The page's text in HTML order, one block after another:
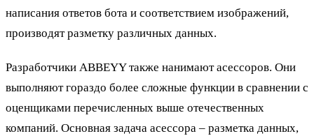
написания ответов бота и соответствием изображений,
производят разметку различных данных.
Разработчики ABBEYY также нанимают асессоров. Они
выполняют гораздо более сложные функции в сравнении с
оценщиками перечисленных выше отечественных
компаний. Основная задача асессора – разметка данных,